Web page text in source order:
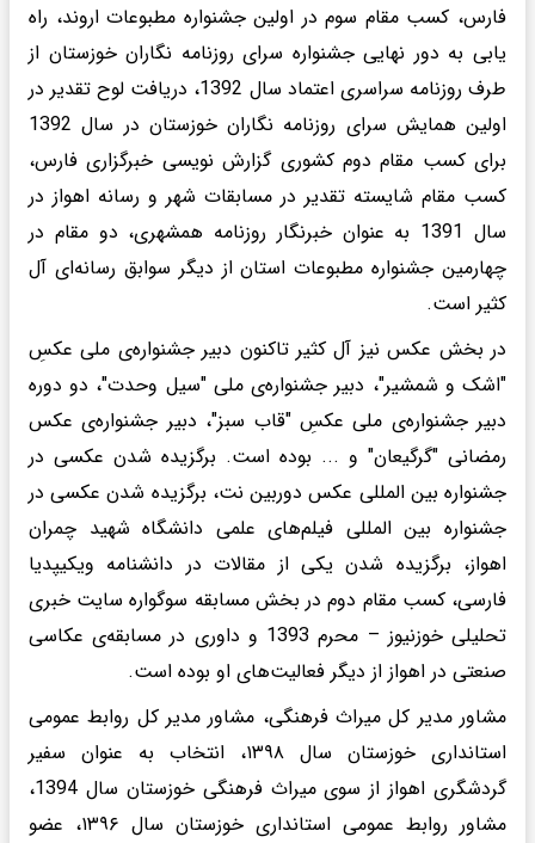
فارس، کسب مقام سوم در اولین جشنواره مطبوعات اروند، راه
یابی به دور نهایی جشنواره سرای روزنامه نگاران خوزستان از
طرف روزنامه سراسری اعتماد سال 1392، دریافت لوح تقدیر در
اولین همایش سرای روزنامه نگاران خوزستان در سال 1392
برای کسب مقام دوم کشوری گزارش نویسی خبرگزاری فارس،
کسب مقام شایسته تقدیر در مسابقات شهر و رسانه اهواز در
سال 1391 به عنوان خبرنگار روزنامه همشهری، دو مقام در
چهارمین جشنواره مطبوعات استان از دیگر سوابق رسانه‌ای آل
کثیر است.
در بخش عکس نیز آل کثیر تاکنون دبیر جشنواره‌ی ملی عکسِ
"اشک و شمشیر"، دبیر جشنواره‌ی ملی "سیل وحدت"، دو دوره
دبیر جشنواره‌ی ملی عکسِ "قاب سبز"، دبیر جشنواره‌ی عکس
رمضانی "گرگیعان" و ... بوده است. برگزیده شدن عکسی در
جشنواره بین المللی عکس دوربین نت، برگزیده شدن عکسی در
جشنواره بین المللی فیلم‌های علمی دانشگاه شهید چمران
اهواز، برگزیده شدن یکی از مقالات در دانشنامه ویکیپدیا
فارسی، کسب مقام دوم در بخش مسابقه سوگواره سایت خبری
تحلیلی خوزنیوز – محرم 1393 و داوری در مسابقه‌ی عکاسی
صنعتی در اهواز از دیگر فعالیت‌های او بوده است.
مشاور مدیر کل میراث فرهنگی، مشاور مدیر کل روابط عمومی
استانداری خوزستان سال ۱۳۹۸، انتخاب به عنوان سفیر
گردشگری اهواز از سوی میراث فرهنگی خوزستان سال 1394،
مشاور روابط عمومی استانداری خوزستان سال ۱۳۹۶، عضو